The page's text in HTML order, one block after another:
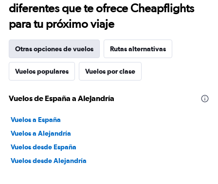
diferentes que te ofrece Cheapflights
para tu próximo viaje
Otras opciones de vuelos Rutas alternativas
Vuelos populares Vuelos por clase
Vuelos de España a Alejandría
Vuelos a España
Vuelos a Alejandría
Vuelos desde España
Vuelos desde Alejandría